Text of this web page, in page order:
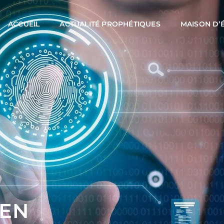
ACCUEIL ACTUALITÉ PROPHÉTIQUES MAISON